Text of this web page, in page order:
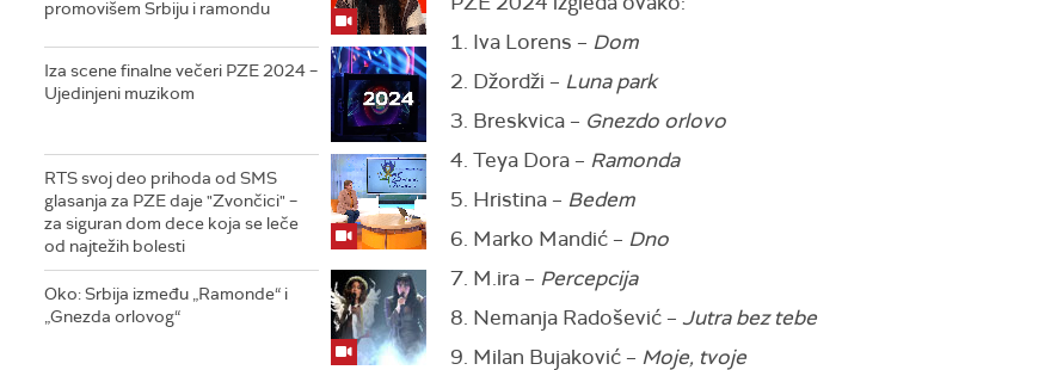
promovišem Srbiju i ramondu
Iza scene finalne večeri PZE 2024 –
Ujedinjeni muzikom
RTS svoj deo prihoda od SMS
glasanja za PZE daje "Zvončici" –
za siguran dom dece koja se leče
od najtežih bolesti
Oko: Srbija između „Ramonde“ i
„Gnezda orlovog“
1. Iva Lorens – Dom
2. Džordži – Luna park
3. Breskvica – Gnezdo orlovo
4. Teya Dora – Ramonda
5. Hristina – Bedem
6. Marko Mandić – Dno
7. M.ira – Percepcija
8. Nemanja Radošević – Jutra bez tebe
9. Milan Bujaković – Moje, tvoje